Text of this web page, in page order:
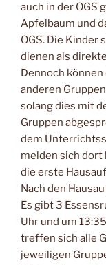
auch in der OGS
Apfelbaum und
OGS. Die Kinder
dienen als
Dennoch
anderen
solang dies mit
Gruppen
dem
melden sich dort
die erste
Nach den
Es gibt 3
Uhr und um
treffen sich alle
jeweiligen